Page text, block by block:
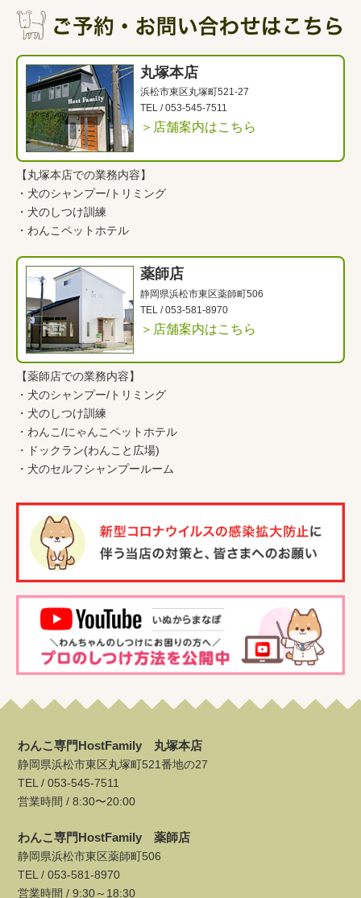
丸塚本店
浜松市東区丸塚町521-27
TEL /053-545-7511
＞店舗案内はこちら
【丸塚本店での業務内容】
・ 犬のシャンプー/トリミング
・ 犬のしつけ訓練
・ わんこペットホテル
薬師店
静岡県浜松市東区薬師町506
TEL /053-581-8970
＞店舗案内はこちら
【薬師店での業務内容】
・ 犬のシャンプー/トリミング
・ 犬のしつけ訓練
・ わんこ/にゃんこペットホテル
・
ドックラン(わんこと広場)
・ 犬のセルフシャンプールーム
わんこ専門HostFamily 丸塚本店
静岡県浜松市東区丸塚町521番地の27
TEL /053-545-7511
営業時間 / 8:30〜20:00
わんこ専門HostFamily 薬師店
静岡県浜松市東区薬師町506
TEL /053-581-8970
営業時間 / 9:30～18:30